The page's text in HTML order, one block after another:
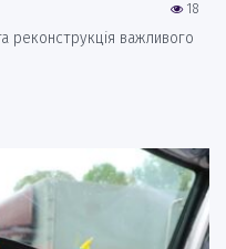
18
реконструкція важливого